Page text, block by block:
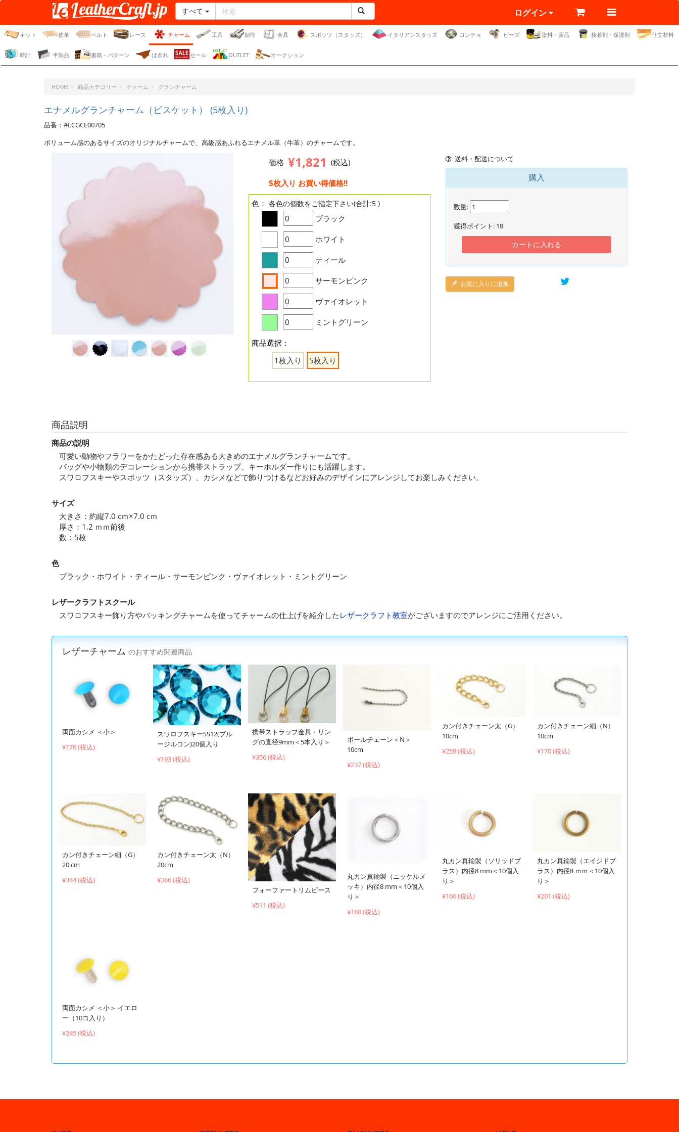
レザークラフト・ドット・
ジェーピー
すべて ログイン
キット 皮革 ベルト レース チャーム 工具 刻印 金具 スポッツ（スタッズ） イタリアンスタッズ コンチョ ビーズ 染料・薬品 接着剤・保護剤 仕立材料
時計 半製品 書籍・パターン はぎれ セール OUTLET オークション
HOME 商品カテゴリー チャーム グランチャーム
エナメルグランチャーム（ビスケット） (5枚入り)
品番：#LCGCE00705
ボリューム感のあるサイズのオリジナルチャームで、高級感あふれるエナメル革（牛革）のチャームです。
価格 ¥1,821 (税込)
5枚入り お買い得価格!!
色： 各色の個数をご指定下さい(合計:5 )
ブラック
ホワイト
ティール
サーモンピンク
ヴァイオレット
ミントグリーン
商品選択：
1枚入り
5枚入り
送料・配送について
購入
数量:
獲得ポイント: 18
カートに入れる
お気に入りに追加
商品説明
商品の説明
可愛い動物やフラワーをかたどった存在感ある大きめのエナメルグランチャームです。
バッグや小物類のデコレーションから携帯ストラップ、キーホルダー作りにも活躍します。
スワロフスキーやスポッツ（スタッズ）、カシメなどで飾りつけるなどお好みのデザインにアレンジしてお楽しみください。
サイズ
大きさ：約縦7.0 cｍ×7.0 cｍ
厚さ：1.2 ｍｍ前後
数：5枚
色
ブラック・ホワイト・ティール・サーモンピンク・ヴァイオレット・ミントグリーン
レザークラフトスクール
スワロフスキー飾り方やバッキングチャームを使ってチャームの仕上げを紹介した レザークラフト教室がございますのでアレンジにご活用ください。
レザーチャーム のおすすめ関連商品
両面カシメ ＜小＞
¥176 (税込)
スワロフスキーSS12(ブル
ージルコン)20個入り
¥193 (税込)
携帯ストラップ金具・リン
グの直径9mm＜5本入り＞
¥356 (税込)
ボールチェーン＜N＞
10cm
¥237 (税込)
カン付きチェーン太（G）
10cm
¥258 (税込)
カン付きチェーン細（N）
10cm
¥170 (税込)
カン付きチェーン細（G）
20 cm
¥344 (税込)
カン付きチェーン太（N）
20cm
¥366 (税込)
フォーファートリムピース
¥511 (税込)
丸カン真鍮製（ニッケルメ
ッキ）内径8 mm＜10個入
り＞
¥168 (税込)
丸カン真鍮製（ソリッドブ
ラス）内径8 mm＜10個入
り＞
¥166 (税込)
丸カン真鍮製（エイジドブ
ラス）内径8 ｍｍ＜10個入
り＞
¥201 (税込)
両面カシメ ＜小＞ イエロ
ー（10コ入り）
¥245 (税込)